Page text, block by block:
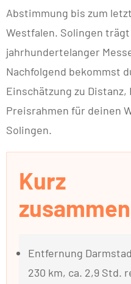
Abstimmung bis zum
Westfalen. Solingen
jahrhundertelanger
Nachfolgend bekommst
Einschätzung zu Distanz,
Preisrahmen für deinen
Solingen.
Kurz
Entfernung
230 km, ca. 2,9 Std.